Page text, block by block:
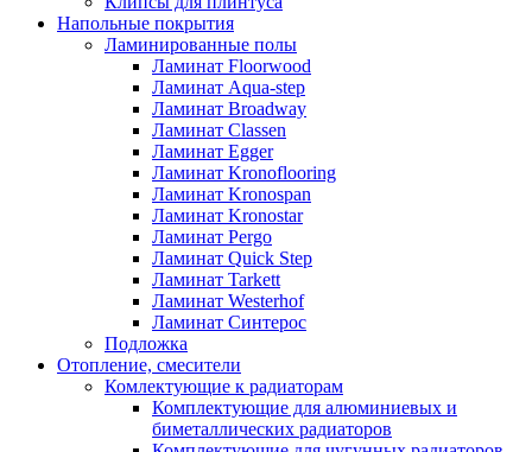
Напольные покрытия
Ламинированные полы
Ламинат Floorwood
Ламинат Aqua-step
Ламинат Broadway
Ламинат Classen
Ламинат Egger
Ламинат Kronoflooring
Ламинат Kronospan
Ламинат Kronostar
Ламинат Pergo
Ламинат Quick Step
Ламинат Tarkett
Ламинат Westerhof
Ламинат Синтерос
Подложка
Отопление, смесители
Комлектующие к радиаторам
Комплектующие для алюминиевых и
биметаллических радиаторов